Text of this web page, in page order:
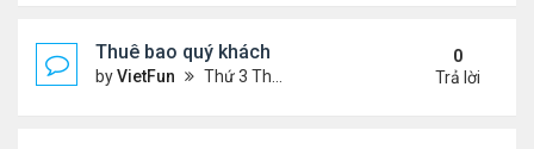
Thuê bao quý khách
byVietFun Thứ 3 Tháng 11 22, 2022 12:14 pm
0
Trả lời